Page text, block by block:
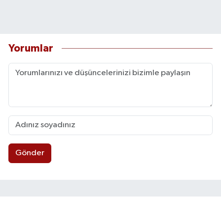
Yorumlar
Gönder